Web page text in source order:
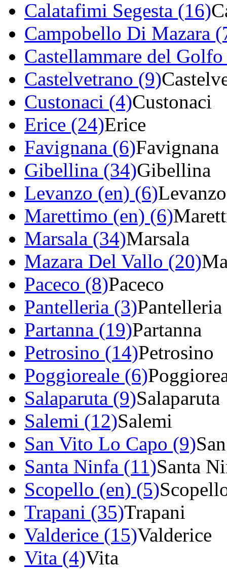
Calatafimi Segesta (16)
Campobello Di Mazara
Castellammare del
Castelvetrano (9)
Custonaci (4)Custonaci
Erice (24)Erice
Favignana (6)Favignana
Gibellina (34)Gibellina
Levanzo (en) (6)Levanzo
Marettimo (en) (6)
Marsala (34)Marsala
Mazara Del Vallo (20)
Paceco (8)Paceco
Pantelleria (3)Pantelleria
Partanna (19)Partanna
Petrosino (14)Petrosino
Poggioreale (6)
Salaparuta (9)Salaparuta
Salemi (12)Salemi
San Vito Lo Capo (9)
Santa Ninfa (11)Santa
Scopello (en) (5)
Trapani (35)Trapani
Valderice (15)Valderice
Vita (4)Vita